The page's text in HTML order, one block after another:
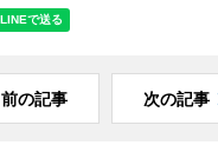
前の記事 次の記事